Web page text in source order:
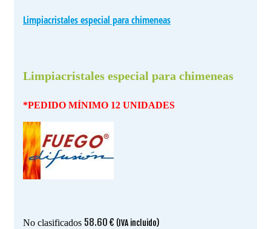
Limpiacristales especial para chimeneas
Limpiacristales especial para chimeneas
*PEDIDO MÍNIMO 12 UNIDADES
No clasificados 58.60 € (IVA incluido)